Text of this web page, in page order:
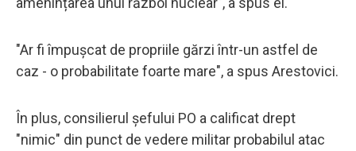
"Ar fi împușcat de propriile gărzi într-un astfel de
caz - o probabilitate foarte mare", a spus Arestovici.
În plus, consilierul șefului PO a calificat drept
"nimic" din punct de vedere militar probabilul atac